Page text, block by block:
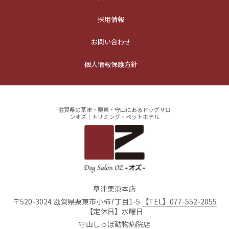
採用情報
お問い合わせ
個人情報保護方針
滋賀県の草津・栗東・守山にあるドッグサロ
ンオズ｜トリミング・ペットホテル
草津栗東本店
〒520-3024 滋賀県栗東市小柿7丁目1-5
【TEL】077-552-2055
【定休日】水曜日
守山しっぽ動物病院店